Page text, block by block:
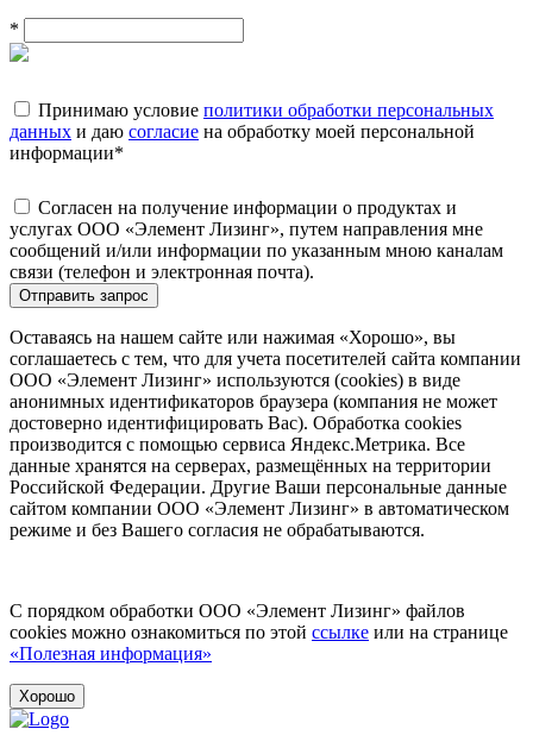
*
Принимаю условие политики обработки персональных
данных и даю согласие на обработку моей персональной
информации*
Согласен на получение информации о продуктах и
услугах ООО «Элемент Лизинг», путем направления мне
сообщений и/или информации по указанным мною каналам
связи (телефон и электронная почта).
Отправить запрос
Оставаясь на нашем сайте или нажимая «Хорошо», вы
соглашаетесь с тем, что для учета посетителей сайта компании
ООО «Элемент Лизинг» используются (cookies) в виде
анонимных идентификаторов браузера (компания не может
достоверно идентифицировать Вас). Обработка cookies
производится с помощью сервиса Яндекс.Метрика. Все
данные хранятся на серверах, размещённых на территории
Российской Федерации. Другие Ваши персональные данные
сайтом компании ООО «Элемент Лизинг» в автоматическом
режиме и без Вашего согласия не обрабатываются.
С порядком обработки ООО «Элемент Лизинг» файлов
cookies можно ознакомиться по этой ссылке или на странице
«Полезная информация»
Хорошо